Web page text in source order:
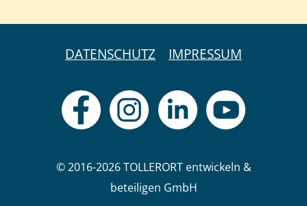
DATENSCHUTZ IMPRESSUM
© 2016-2026 TOLLERORT entwickeln &
beteiligen GmbH